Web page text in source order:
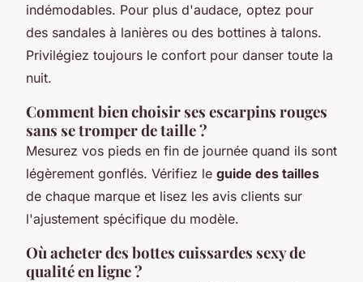
indémodables. Pour plus d'audace, optez pour
des sandales à lanières ou des bottines à talons.
Privilégiez toujours le confort pour danser toute la
nuit.
Comment bien choisir ses escarpins rouges
sans se tromper de taille ?
Mesurez vos pieds en fin de journée quand ils sont
légèrement gonflés. Vérifiez le guide des tailles
de chaque marque et lisez les avis clients sur
l'ajustement spécifique du modèle.
Où acheter des bottes cuissardes sexy de
qualité en ligne ?